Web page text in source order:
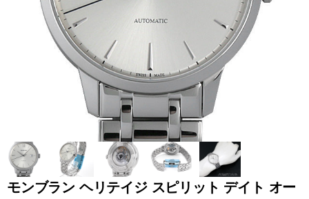
オーデマピゲ ウブロ
モンブラン ヘリテイジ スピリット デイト オー